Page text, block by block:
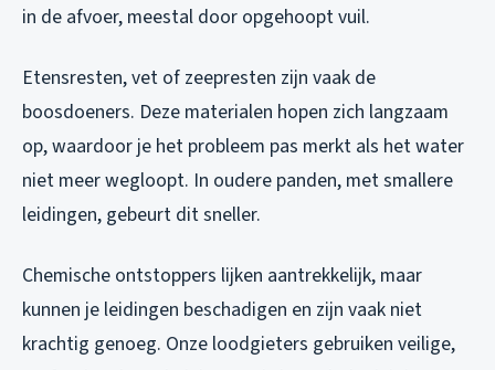
in de afvoer, meestal door opgehoopt vuil.
Etensresten, vet of zeepresten zijn vaak de
boosdoeners. Deze materialen hopen zich langzaam
op, waardoor je het probleem pas merkt als het water
niet meer wegloopt. In oudere panden, met smallere
leidingen, gebeurt dit sneller.
Chemische ontstoppers lijken aantrekkelijk, maar
kunnen je leidingen beschadigen en zijn vaak niet
krachtig genoeg. Onze loodgieters gebruiken veilige,